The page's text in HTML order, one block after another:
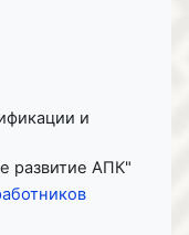
и
развитие АПК"